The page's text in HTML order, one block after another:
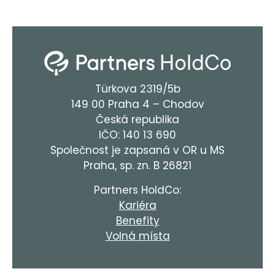
Türkova 2319/5b
149 00 Praha 4 – Chodov
Česká republika
IČO: 140 13 690
Společnost je zapsaná v OR u MS
Praha, sp. zn. B 26821
Partners HoldCo:
Kariéra
Benefity
Volná místa